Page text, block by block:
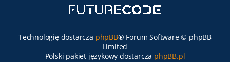
Technologię dostarcza phpBB® Forum Software © phpBB
Limited
Polski pakiet językowy dostarcza phpBB.pl